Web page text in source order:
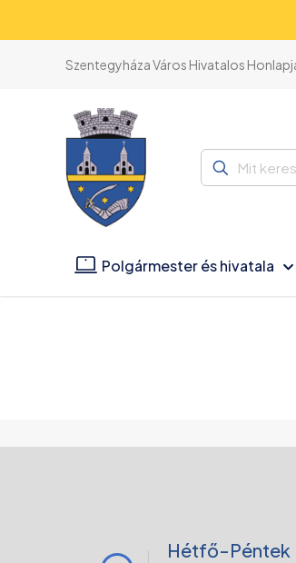
Szentegyháza Város Hivatalos
Mit
keresel
Polgármester és hivatala
Hétfő-Péntek